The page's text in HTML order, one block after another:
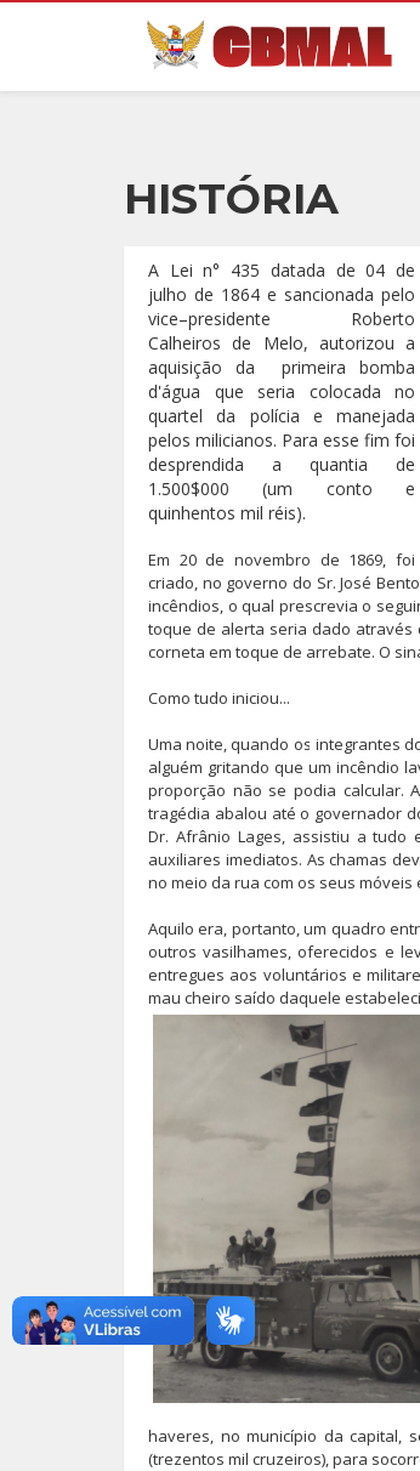
HISTÓRIA
A Lei n° 435 datada de 04 de
julho de 1864 e sancionada pelo
vice–presidente Roberto
Calheiros de Melo, autorizou a
aquisição da primeira bomba
d'água que seria colocada no
quartel da polícia e manejada
pelos milicianos. Para esse fim foi
desprendida a quantia de
1.500$000 (um conto e
quinhentos mil réis).
Em 20 de novembro de 1869, foi
criado, no governo do Sr. José
incêndios, o qual prescrevia o
toque de alerta seria dado através
corneta em toque de arrebate. O
Como tudo iniciou...
Uma noite, quando os integrantes
alguém gritando que um incêndio
proporção não se podia calcular.
tragédia abalou até o governador
Dr. Afrânio Lages, assistiu a tudo
auxiliares imediatos. As chamas
no meio da rua com os seus móveis
Aquilo era, portanto, um quadro
outros vasilhames, oferecidos e
entregues aos voluntários e
mau cheiro saído daquele
haveres, no município da capital,
(trezentos mil cruzeiros), para